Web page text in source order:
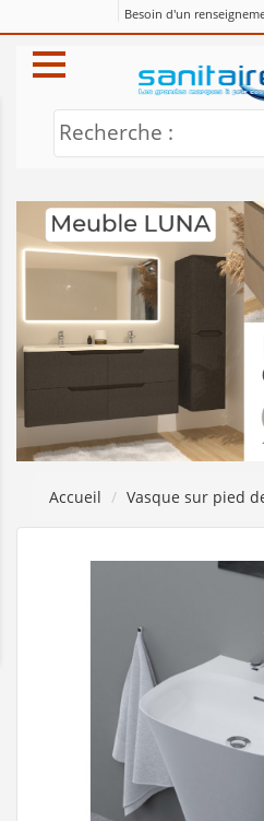
Besoin d'un
Recherche :
Accueil Vasque sur pied